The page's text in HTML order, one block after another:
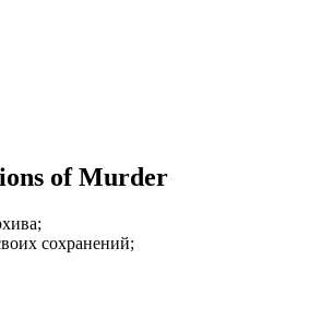
of Murder
сохранений;